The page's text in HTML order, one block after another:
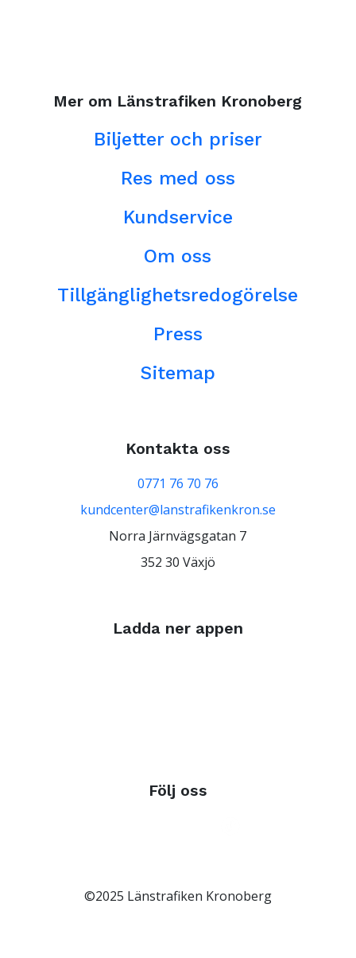
Mer om Länstrafiken Kronoberg
Biljetter och priser
Res med oss
Kundservice
Om oss
Tillgänglighetsredogörelse
Press
Sitemap
Kontakta oss
0771 76 70 76
kundcenter@lanstrafikenkron.se
Norra Järnvägsgatan 7
352 30 Växjö
Ladda ner appen
Följ oss
©2025 Länstrafiken Kronoberg